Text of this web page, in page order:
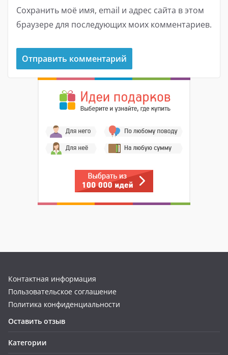
Сохранить моё имя, email и адрес сайта в этом
браузере для последующих моих комментариев.
Контактная информация
Пользовательское соглашение
Политика конфиденциальности
Оставить отзыв
Категории